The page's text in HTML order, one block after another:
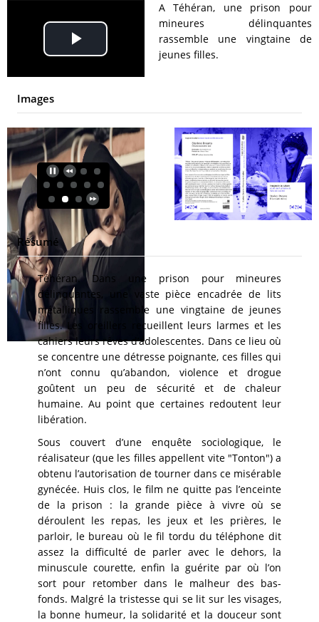
Play
Video
A Téhéran, une prison pour
mineures délinquantes
rassemble une vingtaine de
jeunes filles.
Images
Résumé
Téhéran. Dans une prison pour mineures
délinquantes, une vaste pièce encadrée de lits
métalliques rassemble une vingtaine de jeunes
filles. Les oreillers recueillent leurs larmes et les
cahiers leurs rêves d’adolescentes. Dans ce lieu où
se concentre une détresse poignante, ces filles qui
n’ont connu qu’abandon, violence et drogue
goûtent un peu de sécurité et de chaleur
humaine. Au point que certaines redoutent leur
libération.
Sous couvert d’une enquête sociologique, le
réalisateur (que les filles appellent vite "Tonton") a
obtenu l’autorisation de tourner dans ce misérable
gynécée. Huis clos, le film ne quitte pas l’enceinte
de la prison : la grande pièce à vivre où se
déroulent les repas, les jeux et les prières, le
parloir, le bureau où le fil tordu du téléphone dit
assez la difficulté de parler avec le dehors, la
minuscule courette, enfin la guérite par où l’on
sort pour retomber dans le malheur des bas-
fonds. Malgré la tristesse qui se lit sur les visages,
la bonne humeur, la solidarité et la douceur sont